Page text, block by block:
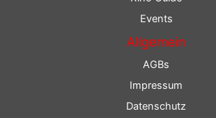
Events
Allgemein
AGBs
Impressum
Datenschutz